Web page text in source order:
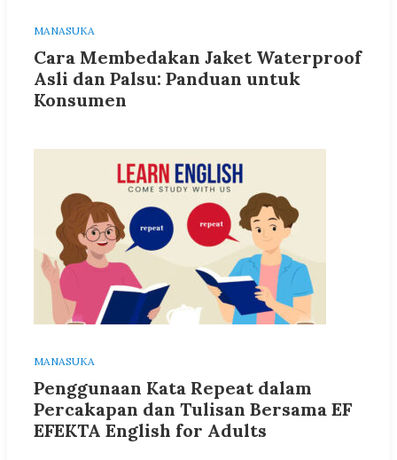
MANASUKA
Cara Membedakan Jaket Waterproof
Asli dan Palsu: Panduan untuk
Konsumen
MANASUKA
Penggunaan Kata Repeat dalam
Percakapan dan Tulisan Bersama EF
EFEKTA English for Adults